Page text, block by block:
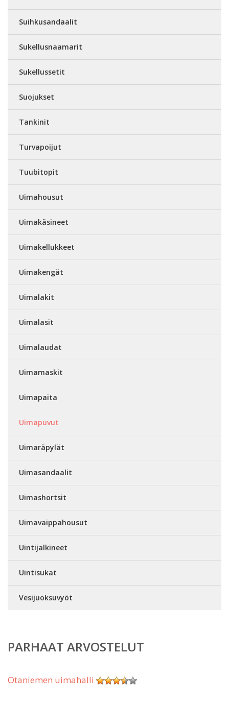
Suihkusandaalit
Sukellusnaamarit
Sukellussetit
Suojukset
Tankinit
Turvapoijut
Tuubitopit
Uimahousut
Uimakäsineet
Uimakellukkeet
Uimakengät
Uimalakit
Uimalasit
Uimalaudat
Uimamaskit
Uimapaita
Uimapuvut
Uimaräpylät
Uimasandaalit
Uimashortsit
Uimavaippahousut
Uintijalkineet
Uintisukat
Vesijuoksuvyöt
PARHAAT ARVOSTELUT
Otaniemen uimahalli